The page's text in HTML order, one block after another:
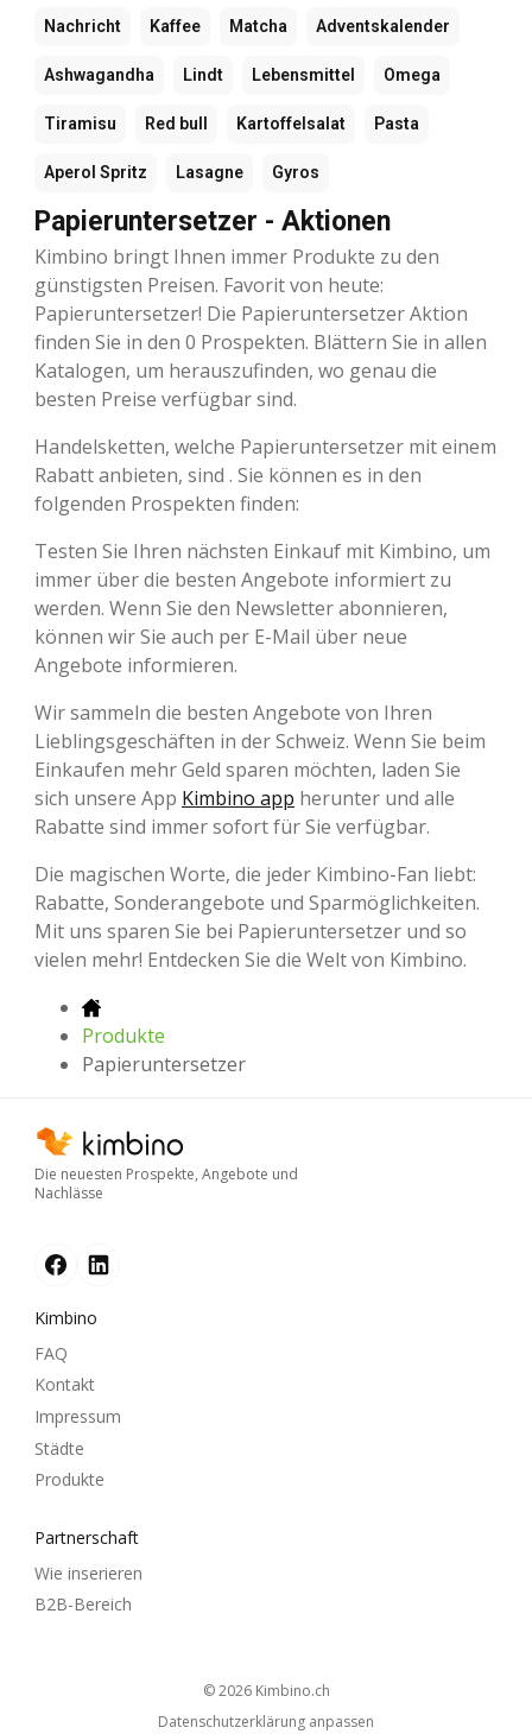
Nachricht Kaffee Matcha Adventskalender
Ashwagandha Lindt Lebensmittel Omega
Tiramisu Red bull Kartoffelsalat Pasta
Aperol Spritz Lasagne Gyros
Papieruntersetzer - Aktionen
Kimbino bringt Ihnen immer Produkte zu den
günstigsten Preisen. Favorit von heute:
Papieruntersetzer! Die Papieruntersetzer Aktion
finden Sie in den 0 Prospekten. Blättern Sie in allen
Katalogen, um herauszufinden, wo genau die
besten Preise verfügbar sind.
Handelsketten, welche Papieruntersetzer mit einem
Rabatt anbieten, sind . Sie können es in den
folgenden Prospekten finden:
Testen Sie Ihren nächsten Einkauf mit Kimbino, um
immer über die besten Angebote informiert zu
werden. Wenn Sie den Newsletter abonnieren,
können wir Sie auch per E-Mail über neue
Angebote informieren.
Wir sammeln die besten Angebote von Ihren
Lieblingsgeschäften in der Schweiz. Wenn Sie beim
Einkaufen mehr Geld sparen möchten, laden Sie
sich unsere App Kimbino app herunter und alle
Rabatte sind immer sofort für Sie verfügbar.
Die magischen Worte, die jeder Kimbino-Fan liebt:
Rabatte, Sonderangebote und Sparmöglichkeiten.
Mit uns sparen Sie bei Papieruntersetzer und so
vielen mehr! Entdecken Sie die Welt von Kimbino.
Produkte
Papieruntersetzer
Die neuesten Prospekte, Angebote und
Nachlässe
Kimbino
FAQ
Kontakt
Impressum
Städte
Produkte
Partnerschaft
Wie inserieren
B2B-Bereich
© 2026 kimbino.ch
Datenschutzerklärung anpassen